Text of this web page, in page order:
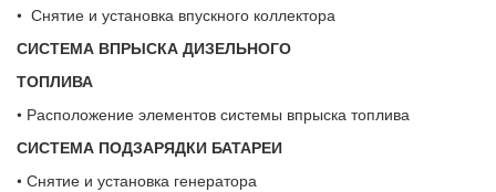
• Снятие и установка впускного коллектора
СИСТЕМА ВПРЫСКА ДИЗЕЛЬНОГО
ТОПЛИВА
• Расположение элементов системы впрыска топлива
СИСТЕМА ПОДЗАРЯДКИ БАТАРЕИ
• Снятие и установка генератора